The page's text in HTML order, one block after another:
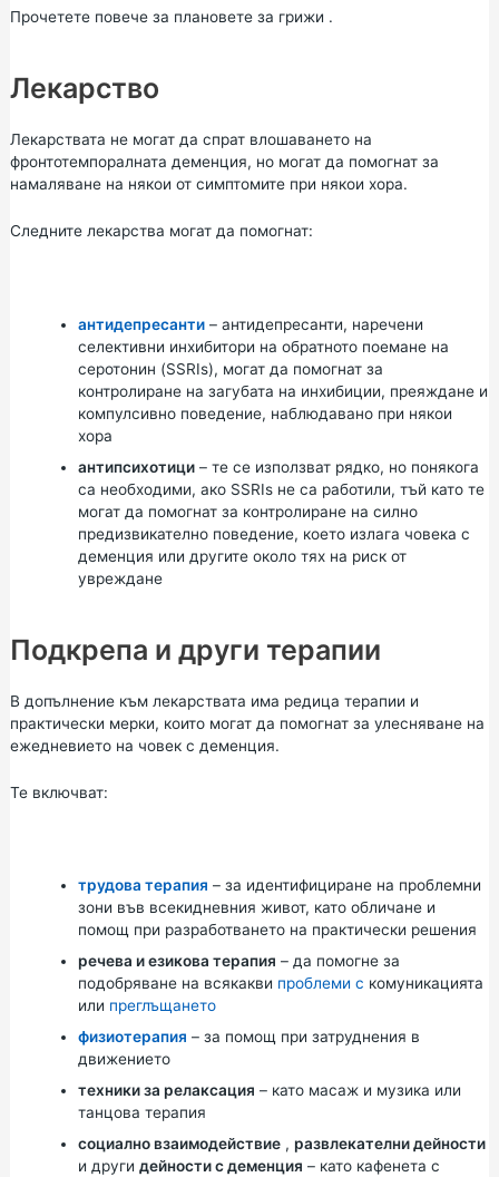
Прочетете повече за плановетеза грижи .
Лекарство
Лекарствата не могат да спрат влошаването на
фронтотемпоралната деменция, но могат да помогнат за
намаляване на някои от симптомите при някои хора.
Следните лекарства могат да помогнат:
антидепресанти– антидепресанти, наречени
селективни инхибитори на обратното поемане на
серотонин (SSRIs), могат да помогнат за
контролиране на загубата на инхибиции, преяждане и
компулсивно поведение, наблюдавано при някои
хора
антипсихотици– те се използват рядко, но понякога
са необходими, ако SSRIs не са работили, тъй като те
могат да помогнат за контролиране на силно
предизвикателно поведение, което излага човека с
деменция или другите около тях на риск от
увреждане
Подкрепа и други терапии
В допълнение към лекарствата има редица терапии и
практически мерки, които могат да помогнат за улесняване на
ежедневието на човек с деменция.
Те включват:
трудова терапия – за идентифициране на проблемни
зони във всекидневния живот, като обличане и
помощ при разработването на практически решения
речева и езикова терапия – да помогне за
подобряване на всякакви проблеми с комуникацията
или преглъщането
физиотерапия – за помощ при затруднения в
движението
техники за релаксация – като масаж и музика или
танцова терапия
социално взаимодействие, развлекателни дейности
и други дейности с деменция – като кафенета с